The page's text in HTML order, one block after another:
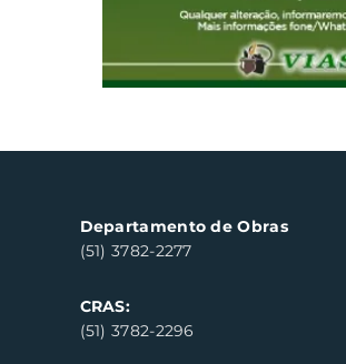
Departamento de Obras
(51) 3782-2277
CRAS:
(51) 3782-2296